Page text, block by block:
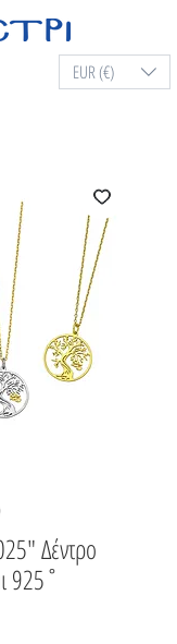
EUR (€)
Δέντρο
925˚